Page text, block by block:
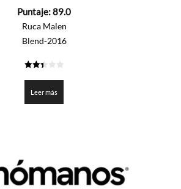
de
Puntaje:89.0
Ruca Malen
Blend-2016
Leer más